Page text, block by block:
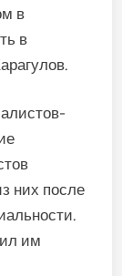
в
в
них после
им